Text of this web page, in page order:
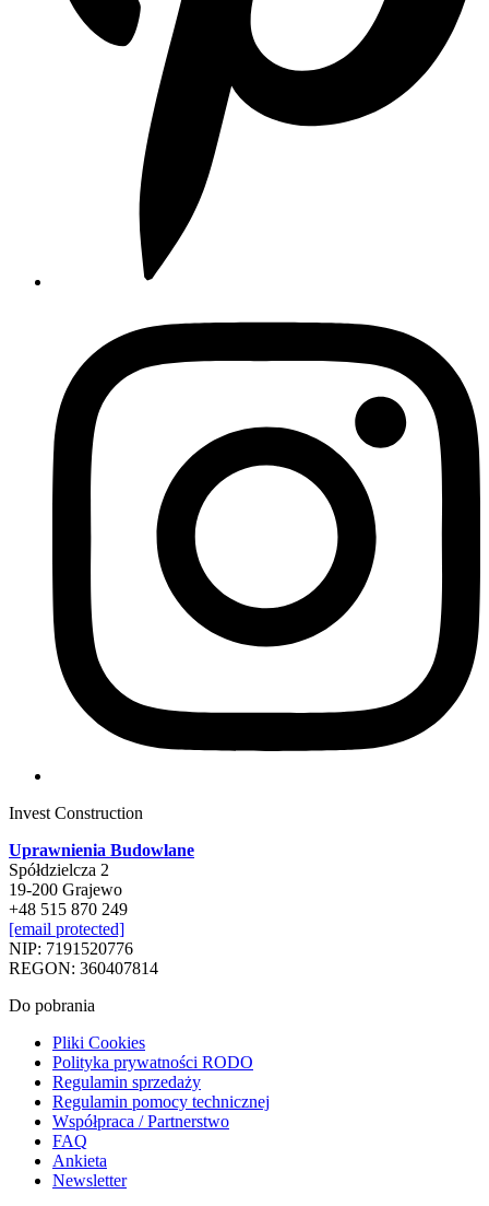
Invest Construction
Uprawnienia Budowlane
Spółdzielcza 2
19-200 Grajewo
+48 515 870 249
[email protected]
NIP: 7191520776
REGON: 360407814
Do pobrania
Pliki Cookies
Polityka prywatności RODO
Regulamin sprzedaży
Regulamin pomocy technicznej
Współpraca / Partnerstwo
FAQ
Ankieta
Newsletter